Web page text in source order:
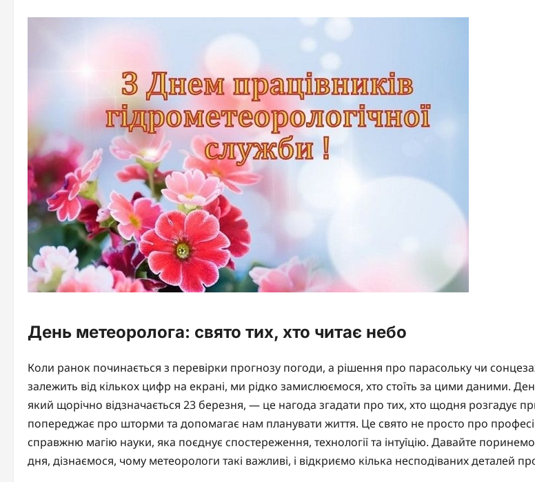
День метеоролога: свято тих, хто читає небо
Коли ранок починається з перевірки прогнозу погоди, а рішення про парасольку чи
залежить від кількох цифр на екрані, ми рідко замислюємося, хто стоїть за цими даними.
який щорічно відзначається 23 березня, — це нагода згадати про тих, хто щодня розгадує
попереджає про шторми та допомагає нам планувати життя. Це свято не просто про
справжню магію науки, яка поєднує спостереження, технології та інтуїцію. Давайте
дня, дізнаємося, чому метеорологи такі важливі, і відкриємо кілька несподіваних деталей